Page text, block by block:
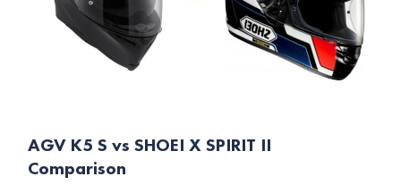
AGV K5 S vs SHOEI X SPIRIT II
Comparison